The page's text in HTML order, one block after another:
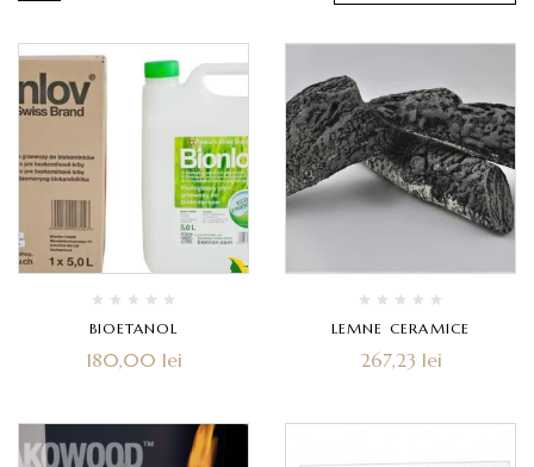
BIOETANOL
180,00 lei
LEMNE CERAMICE
267,23 lei